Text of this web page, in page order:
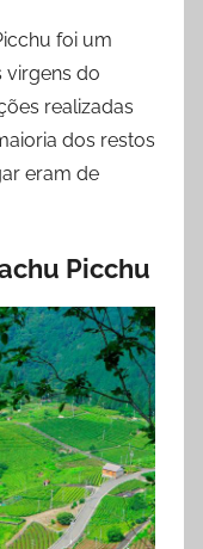
foi um
virgens do
realizadas
dos restos
eram de
Picchu